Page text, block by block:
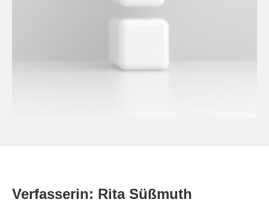
Verfasserin: Rita Süßmuth